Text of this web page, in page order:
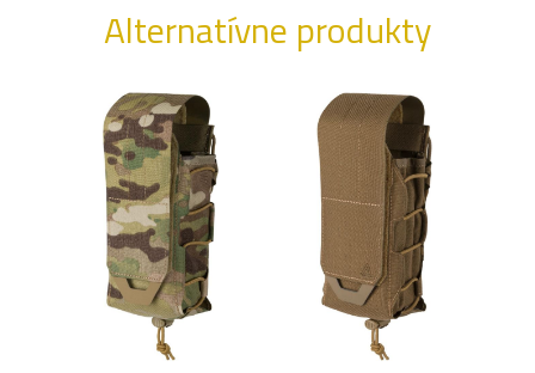
Alternatívne produkty